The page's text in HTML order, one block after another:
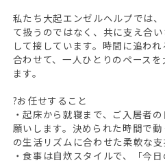
私たち大起エンゼルヘルプでは
て扱うのではなく、共に支え合
して接しています。時間に追わ
合わせて、一人ひとりのペース
ます。
?お任せすること
・起床から就寝まで、ご入居者
願いします。決められた時間で
の生活リズムに合わせた柔軟な支
・食事は自炊スタイルで、「今